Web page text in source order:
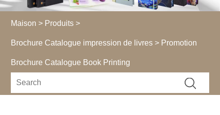
Maison > Produits >
Brochure Catalogue impression de livres > Promotion
Brochure Catalogue Book Printing